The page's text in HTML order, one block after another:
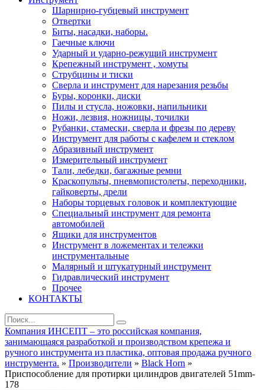
Шарнирно-губцевый инструмент
Отвертки
Биты, насадки, наборы.
Гаечные ключи
Ударный и ударно-режущий инструмент
Крепежный инструмент , хомуты
Струбцины и тиски
Сверла и инструмент для нарезания резьбы
Буры, коронки, диски
Пилы и стусла, ножовки, напильники
Ножи, лезвия, ножницы, точилки
Рубанки, стамески, сверла и фрезы по дереву
Инструмент для работы с кафелем и стеклом
Абразивный инструмент
Измерительный инструмент
Тали, лебедки, багажные ремни
Краскопульты, пневмопистолеты, переходники,
гайковерты, дрели
Наборы торцевых головок и комплектующие
Специальный инструмент для ремонта
автомобилей
Ящики для инструментов
Инструмент в ложементах и тележки
инструментальные
Малярный и штукатурный инструмент
Гидравлический инструмент
Прочее
КОНТАКТЫ
Компания ИНСЕПТ – это российская компания,
занимающаяся разработкой и производством крепежа и
ручного инструмента из пластика, оптовая продажа ручного
инструмента. » Производители » Black Horn »
Приспособление для протирки цилиндров двигателей 51mm-
178